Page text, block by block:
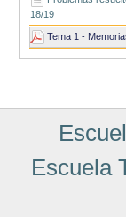
18/19
Tema 1 -
Escuela